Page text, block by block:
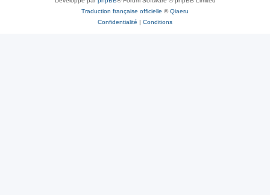
Traduction française officielle ©Qiaeru
Confidentialité | Conditions